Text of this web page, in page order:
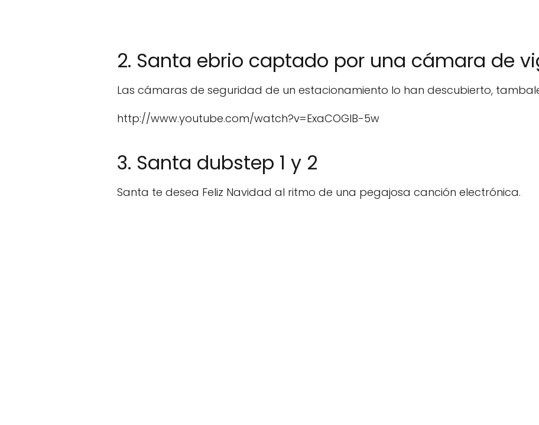
2. Santa ebrio captado por una cámara de
Las cámaras de seguridad de un estacionamiento lo han descubierto,
http://www.youtube.com/watch?v=ExaCOGlB-5w
3. Santa dubstep 1 y 2
Santa te desea Feliz Navidad al ritmo de una pegajosa canción electrónica.